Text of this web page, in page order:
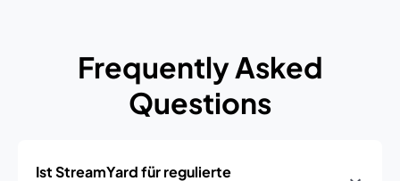
Frequently Asked
Questions
Ist StreamYard für regulierte